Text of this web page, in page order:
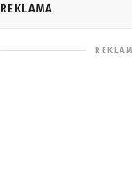
REKLAMA